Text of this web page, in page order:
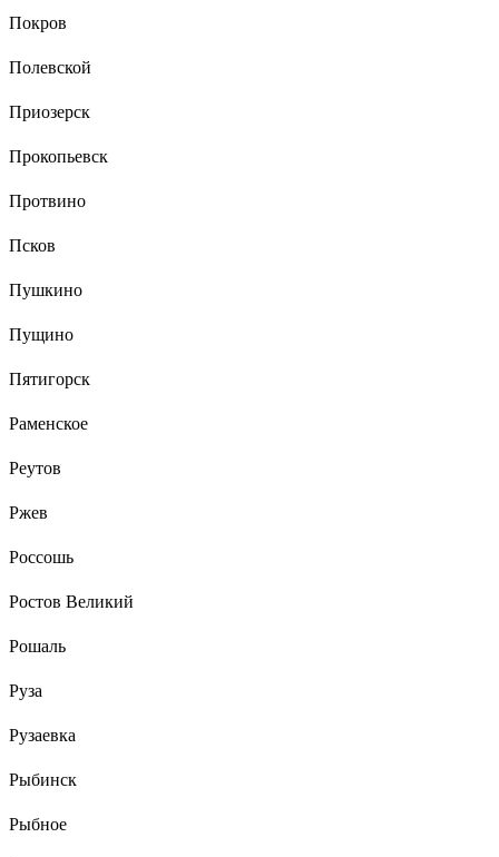
Покров
Полевской
Приозерск
Прокопьевск
Протвино
Псков
Пушкино
Пущино
Пятигорск
Раменское
Реутов
Ржев
Россошь
Ростов Великий
Рошаль
Руза
Рузаевка
Рыбинск
Рыбное